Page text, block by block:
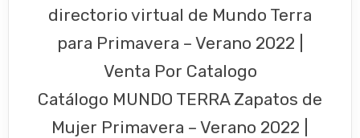
directorio virtual de Mundo Terra
para Primavera – Verano 2022 |
Venta Por Catalogo
Catálogo MUNDO TERRA Zapatos de
Mujer Primavera – Verano 2022 |